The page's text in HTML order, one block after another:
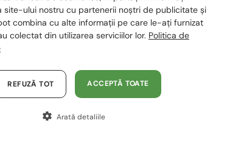
2-4 ZILE
/ PL
/ HU
Austria / AT
site-ului nostru cu partenerii noștri de publicitate și
combina cu alte informații pe care le-ați furnizat
colectat din utilizarea serviciilor lor. Politica de
ACCEPTĂ TOATE
REFUZĂ TOT
Arată detaliile